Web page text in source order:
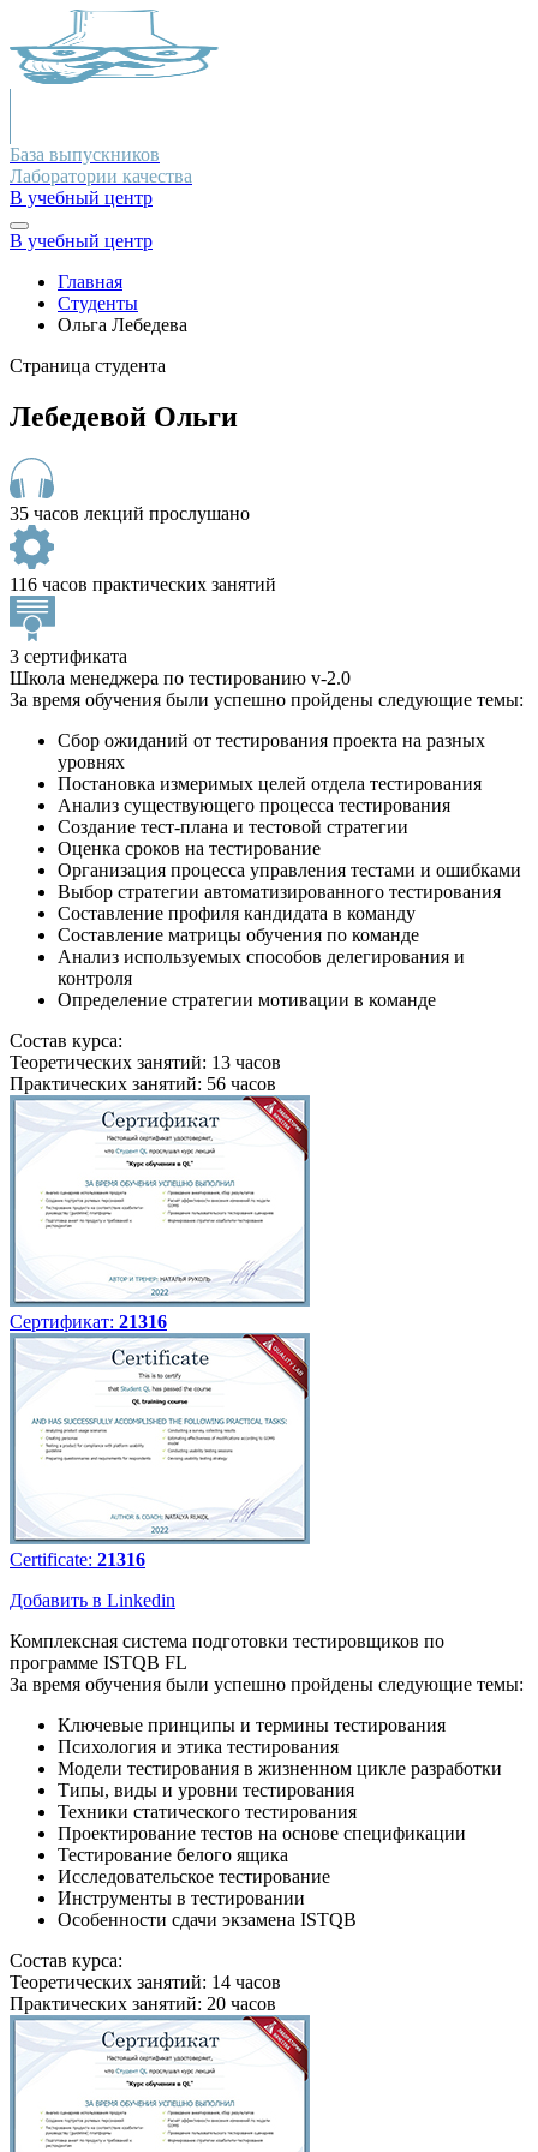
База выпускников
Лаборатории качества
В учебный центр
В учебный центр
Главная
Студенты
Ольга Лебедева
Страница студента
Лебедевой Ольги
35 часов лекций прослушано
116 часов практических занятий
3 сертификата
Школа менеджера по тестированию v-2.0
За время обучения были успешно пройдены следующие темы:
Сбор ожиданий от тестирования проекта на разных
уровнях
Постановка измеримых целей отдела тестирования
Анализ существующего процесса тестирования
Создание тест-плана и тестовой стратегии
Оценка сроков на тестирование
Организация процесса управления тестами и ошибками
Выбор стратегии автоматизированного тестирования
Составление профиля кандидата в команду
Составление матрицы обучения по команде
Анализ используемых способов делегирования и
контроля
Определение стратегии мотивации в команде
Состав курса:
Теоретических занятий: 13 часов
Практических занятий: 56 часов
Сертификат: 21316
Certificate: 21316
Добавить в Linkedin
Комплексная система подготовки тестировщиков по
программе ISTQB FL
За время обучения были успешно пройдены следующие темы:
Ключевые принципы и термины тестирования
Психология и этика тестирования
Модели тестирования в жизненном цикле разработки
Типы, виды и уровни тестирования
Техники статического тестирования
Проектирование тестов на основе спецификации
Тестирование белого ящика
Исследовательское тестирование
Инструменты в тестировании
Особенности сдачи экзамена ISTQB
Состав курса:
Теоретических занятий: 14 часов
Практических занятий: 20 часов